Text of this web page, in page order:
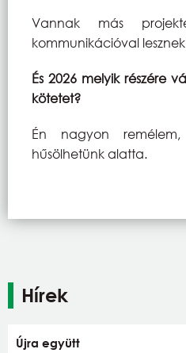
Vannak más
kommunikációval
És 2026 melyik részére
kötetet?
Én nagyon
hűsölhetünk alatta.
Hírek
Újra együtt